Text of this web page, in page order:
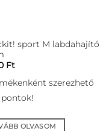
sport M labdahajító
Ft
szerezhető
pontok!
OLVASOM